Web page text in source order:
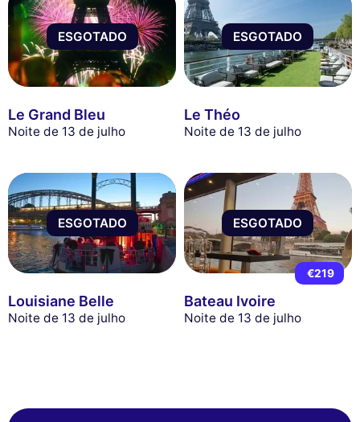
ESGOTADO
Le Grand Bleu
Noite de 13 de julho
ESGOTADO
Le Théo
Noite de 13 de julho
ESGOTADO
Louisiane Belle
Noite de 13 de julho
ESGOTADO
€219
Bateau Ivoire
Noite de 13 de julho